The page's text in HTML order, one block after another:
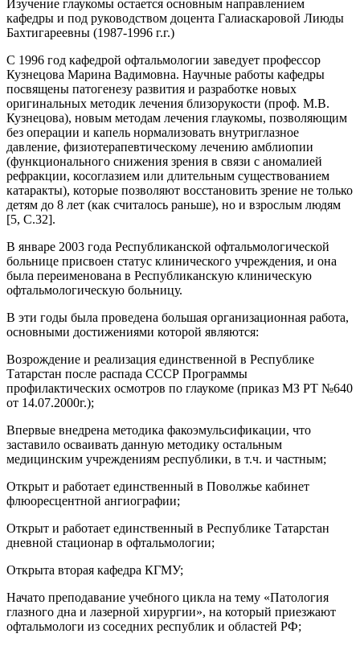
Изучение глаукомы остается основным направлением
кафедры и под руководством доцента Галиаскаровой Лиюды
Бахтигареевны (1987-1996 г.г.)
С 1996 год кафедрой офтальмологии заведует профессор
Кузнецова Марина Вадимовна. Научные работы кафедры
посвящены патогенезу развития и разработке новых
оригинальных методик лечения близорукости (проф. М.В.
Кузнецова), новым методам лечения глаукомы, позволяющим
без операции и капель нормализовать внутриглазное
давление, физиотерапевтическому лечению амблиопии
(функционального снижения зрения в связи с аномалией
рефракции, косоглазием или длительным существованием
катаракты), которые позволяют восстановить зрение не только
детям до 8 лет (как считалось раньше), но и взрослым людям
[5, C.32].
В январе 2003 года Республиканской офтальмологической
больнице присвоен статус клинического учреждения, и она
была переименована в Республиканскую клиническую
офтальмологическую больницу.
В эти годы была проведена большая организационная работа,
основными достижениями которой являются:
Возрождение и реализация единственной в Республике
Татарстан после распада СССР Программы
профилактических осмотров по глаукоме (приказ МЗ РТ №640
от 14.07.2000г.);
Впервые внедрена методика факоэмульсификации, что
заставило осваивать данную методику остальным
медицинским учреждениям республики, в т.ч. и частным;
Открыт и работает единственный в Поволжье кабинет
флюоресцентной ангиографии;
Открыт и работает единственный в Республике Татарстан
дневной стационар в офтальмологии;
Открыта вторая кафедра КГМУ;
Начато преподавание учебного цикла на тему «Патология
глазного дна и лазерной хирургии», на который приезжают
офтальмологи из соседних республик и областей РФ;